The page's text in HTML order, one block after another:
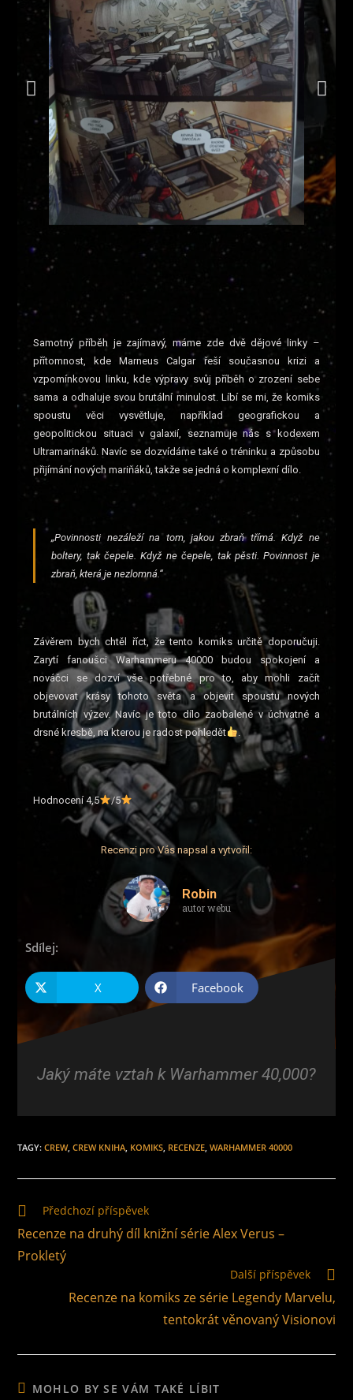
Samotný příběh je zajímavý, máme zde dvě dějové linky –
přítomnost, kde Marneus Calgar řeší současnou krizi a
vzpomínkovou linku, kde výpravy svůj příběh o zrození sebe
sama a odhaluje svou brutální minulost. Líbí se mi, že komiks
spoustu věci vysvětluje, například geografickou a
geopolitickou situaci v galaxií, seznamuje nás s kodexem
Ultramarináků. Navíc se dozvídáme také o tréninku a způsobu
přijímání nových mariňáků, takže se jedná o komplexní dílo.
„Povinnosti nezáleží na tom, jakou zbraň třímá. Když ne
boltery, tak čepele. Když ne čepele, tak pěsti. Povinnost je
zbraň, která je nezlomná.“
Závěrem bych chtěl říct, že tento komiks určitě doporučuji.
Zarytí fanoušci Warhammeru 40000 budou spokojení a
nováčci se dozví vše potřebné pro to, aby mohli začít
objevovat krásy tohoto světa a objevit spoustu nových
brutálních výzev. Navíc je toto dílo zaobalené v úchvatné a
drsné kresbě, na kterou je radost pohledět
.
Hodnocení 4,5 /5
Recenzi pro Vás napsal a vytvořil:
Robin
autor webu
Sdílej:
X Facebook
Jaký máte vztah k Warhammer 40,000?
TAGY:CREW, CREW KNIHA, KOMIKS, RECENZE, WARHAMMER 40000
Předchozí příspěvek
Recenze na druhý díl knižní série Alex Verus –
Prokletý
Další příspěvek
Recenze na komiks ze série Legendy Marvelu,
tentokrát věnovaný Visionovi
MOHLO BY SE VÁM TAKÉ LÍBIT